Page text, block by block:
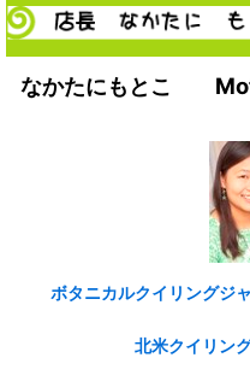
なかたにもとこ
ボタニカルクイリングジ
北米クイリン